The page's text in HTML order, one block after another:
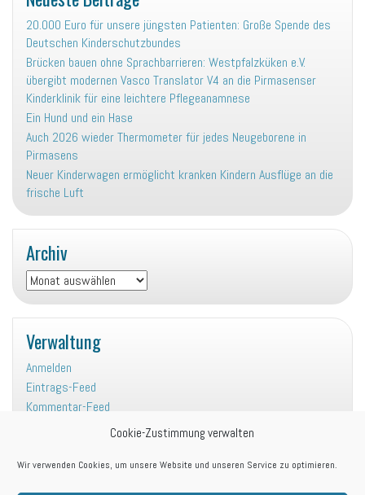
Cookie-Zustimmung verwalten
Wir verwenden Cookies, um unsere Website und unseren Service zu optimieren.
20.000 Euro für unsere jüngsten Patienten: Große Spende des
Deutschen Kinderschutzbundes
Brücken bauen ohne Sprachbarrieren: Westpfalzküken e.V.
übergibt modernen Vasco Translator V4 an die Pirmasenser
Kinderklinik für eine leichtere Pflegeanamnese
Ein Hund und ein Hase
Auch 2026 wieder Thermometer für jedes Neugeborene in
Pirmasens
Neuer Kinderwagen ermöglicht kranken Kindern Ausflüge an die
frische Luft
Archiv
Archiv
Verwaltung
Anmelden
Eintrags-Feed
Kommentar-Feed
Kategorien